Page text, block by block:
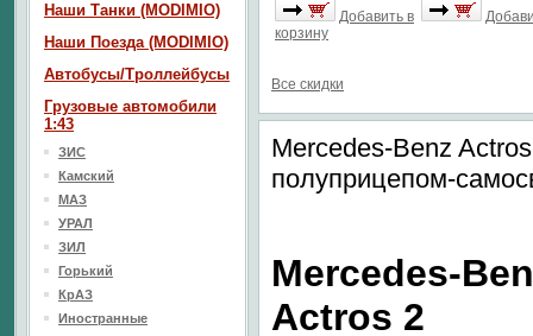
Добавить в
корзину
Все скидки
Mercedes-Benz
полуприцепом-
Mercedes-
Actros 2
Наши Танки (MODIMIO)
Наши Поезда (MODIMIO)
Автобусы/Троллейбусы
Грузовые автомобили
1:43
ЗИС
Камский
МАЗ
УРАЛ
ЗИЛ
Горький
КрАЗ
Иностранные